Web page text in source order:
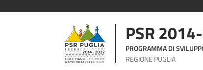
PSR
PROGRAMMA DI
REGIONE PUGLIA